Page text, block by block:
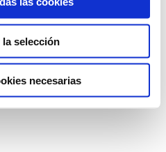
selección
necesarias